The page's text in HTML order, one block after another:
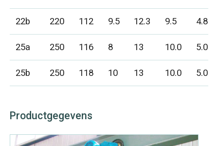
22b
220 112 9.5 12.3 9.5
4.8
25a
250 116 8 13 10.0
5.0
25b
250 118 10 13 10.0 5.0
Productgegevens